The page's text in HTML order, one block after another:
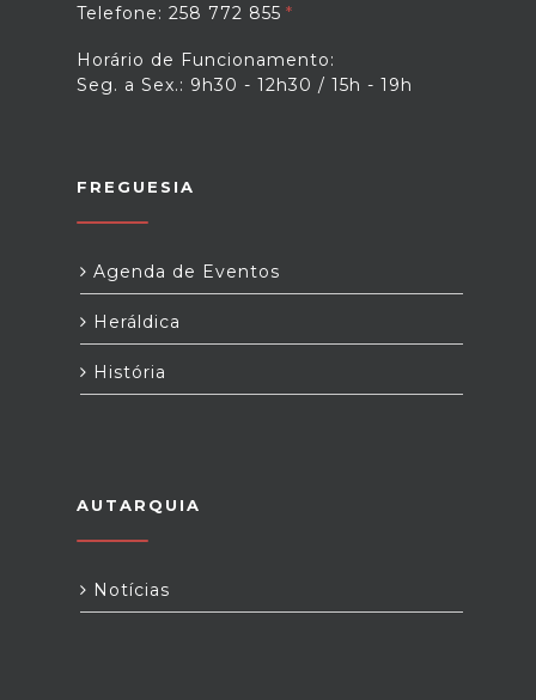
Telefone: 258 772 855
Horário de Funcionamento:
Seg. a Sex.: 9h30 - 12h30 / 15h - 19h
FREGUESIA
Agenda de Eventos
Heráldica
História
AUTARQUIA
Notícias